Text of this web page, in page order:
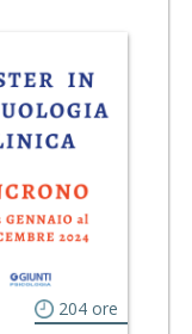
204 ore